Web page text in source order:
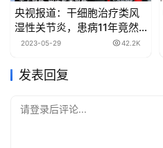
央视报道：干细胞治疗类风
湿性关节炎，患病11年竟然
痊愈
2023-05-29 42.2K
发表回复
请登录后评论...